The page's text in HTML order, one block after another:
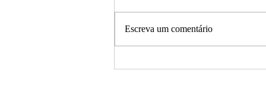
Evento da OAB Varginha
Escreva um comentário